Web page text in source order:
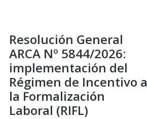
Resolución General
ARCA Nº 5844/2026:
implementación del
Régimen de Incentivo a
la Formalización
Laboral (RIFL)